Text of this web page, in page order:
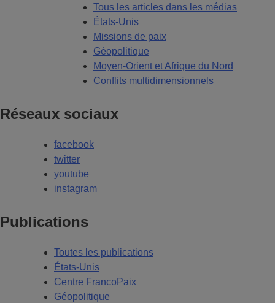
Tous les articles dans les médias
États-Unis
Missions de paix
Géopolitique
Moyen-Orient et Afrique du Nord
Conflits multidimensionnels
Réseaux sociaux
facebook
twitter
youtube
instagram
Publications
Toutes les publications
États-Unis
Centre FrancoPaix
Géopolitique